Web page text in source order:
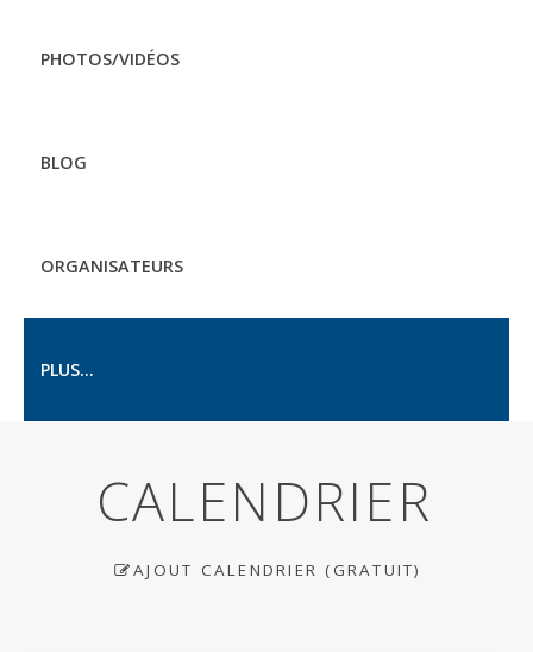
PHOTOS/VIDÉOS
BLOG
ORGANISATEURS
PLUS...
CALENDRIER
AJOUT CALENDRIER (GRATUIT)